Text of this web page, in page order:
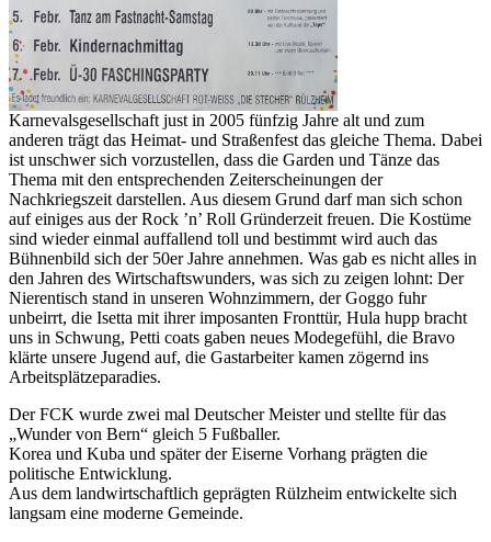
Karnevalsgesellschaft just in 2005 fünfzig Jahre alt und zum
anderen trägt das Heimat- und Straßenfest das gleiche Thema. Dabei
ist unschwer sich vorzustellen, dass die Garden und Tänze das
Thema mit den entsprechenden Zeiterscheinungen der
Nachkriegszeit darstellen. Aus diesem Grund darf man sich schon
auf einiges aus der Rock ’n’ Roll Gründerzeit freuen. Die Kostüme
sind wieder einmal auffallend toll und bestimmt wird auch das
Bühnenbild sich der 50er Jahre annehmen. Was gab es nicht alles in
den Jahren des Wirtschaftswunders, was sich zu zeigen lohnt: Der
Nierentisch stand in unseren Wohnzimmern, der Goggo fuhr
unbeirrt, die Isetta mit ihrer imposanten Fronttür, Hula hupp bracht
uns in Schwung, Petti coats gaben neues Modegefühl, die Bravo
klärte unsere Jugend auf, die Gastarbeiter kamen zögernd ins
Arbeitsplätzeparadies.
Der FCK wurde zwei mal Deutscher Meister und stellte für das
„Wunder von Bern“ gleich 5 Fußballer.
Korea und Kuba und später der Eiserne Vorhang prägten die
politische Entwicklung.
Aus dem landwirtschaftlich geprägten Rülzheim entwickelte sich
langsam eine moderne Gemeinde.